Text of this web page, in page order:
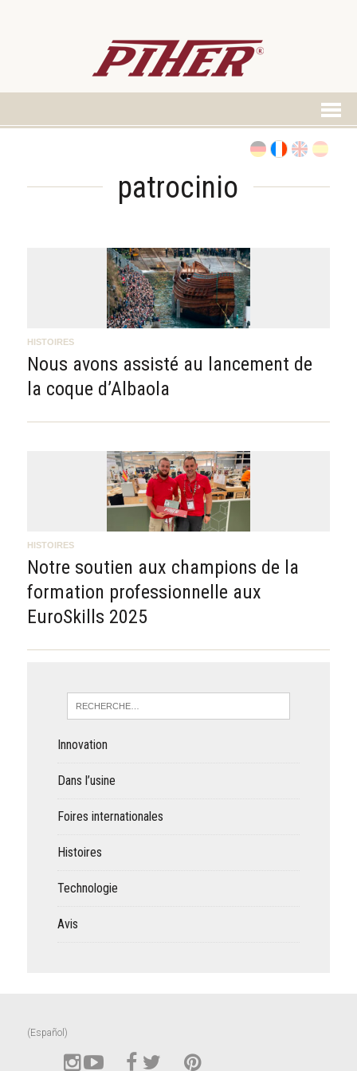
patrocinio
HISTOIRES
Nous avons assisté au lancement de
la coque d’Albaola
HISTOIRES
Notre soutien aux champions de la
formation professionnelle aux
EuroSkills 2025
Innovation
Dans l’usine
Foires internationales
Histoires
Technologie
Avis
(Español)